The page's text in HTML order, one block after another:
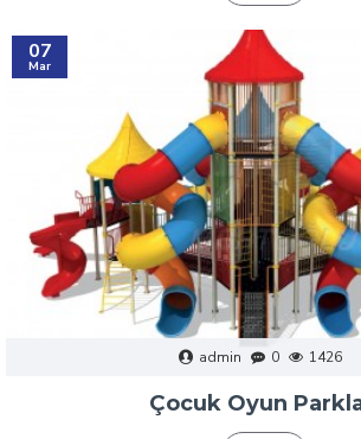
07
Mar
admin 0 1426
Çocuk Oyun